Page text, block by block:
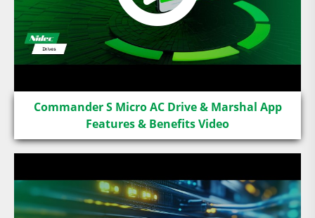
Commander S Micro AC Drive & Marshal App
Features & Benefits Video